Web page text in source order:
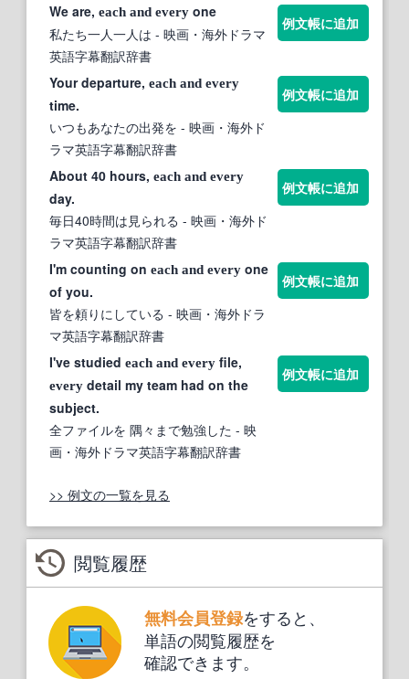
We are, each and every one
私たち一人一人は - 映画・海外ドラマ
英語字幕翻訳辞書
例文帳に追加
Your departure, each and every
time.
いつもあなたの出発を - 映画・海外ド
ラマ英語字幕翻訳辞書
例文帳に追加
About 40 hours, each and every
day.
毎日40時間は見られる - 映画・海外ド
ラマ英語字幕翻訳辞書
例文帳に追加
I'm counting on each and every one
of you.
皆を頼りにしている - 映画・海外ドラ
マ英語字幕翻訳辞書
例文帳に追加
I've studied each and every file,
every detail my team had on the
subject.
全ファイルを 隅々まで勉強した - 映
画・海外ドラマ英語字幕翻訳辞書
例文帳に追加
>> 例文の一覧を見る
閲覧履歴
無料会員登録をすると、
単語の閲覧履歴を
確認できます。